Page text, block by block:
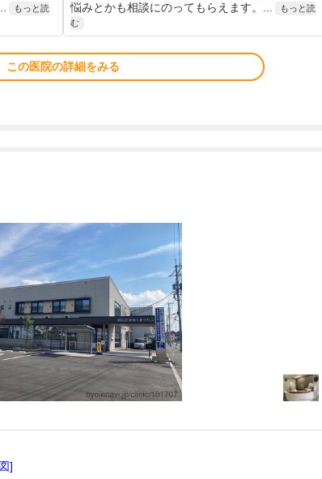
もっと読
悩みとかも相談にのってもらえます。...
もっと読
む
この医院の詳細をみる
]